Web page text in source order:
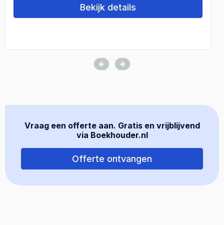
Bekijk details
Vraag een offerte aan. Gratis en vrijblijvend
via Boekhouder.nl
Offerte ontvangen